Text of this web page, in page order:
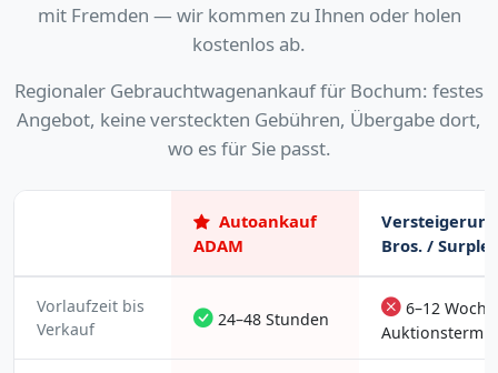
mit Fremden — wir kommen zu Ihnen oder holen
kostenlos ab.
Regionaler Gebrauchtwagenankauf für Bochum: festes
Angebot, keine versteckten Gebühren, Übergabe dort,
wo es für Sie passt.
Autoankauf
ADAM
Bros. /
Vorlaufzeit bis
Verkauf
24–48 Stunden
6–12
Auktionstermin